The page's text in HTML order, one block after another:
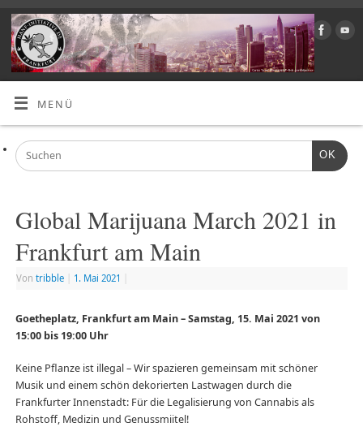
MENÜ
OK
Global Marijuana March 2021 in
Frankfurt am Main
Von tribble 1. Mai 2021
Goetheplatz, Frankfurt am Main – Samstag, 15. Mai 2021 von
15:00 bis 19:00 Uhr
Keine Pflanze ist illegal – Wir spazieren gemeinsam mit schöner
Musik und einem schön dekorierten Lastwagen durch die
Frankfurter Innenstadt: Für die Legalisierung von Cannabis als
Rohstoff, Medizin und Genussmiitel!